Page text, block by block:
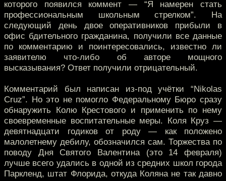
которого появился коммент — “Я намерен стать
профессиональным школьным стрелком”. На
следующий день двое оперативников прибыли в
офис бдительного гражданина, получили все данные
по комментарию и поинтересовались, известно ли
заявителю что-либо об авторе мощного
высказывания? Ответ получили отрицательный.
Комментарий был написан из-под учётки “Nikolas
Cruz”. Но это не помогло Федеральному Бюро сразу
обнаружить Колю Крестового и применить по нему
своевременные воспитательные меры. Коля Круз —
девятнадцати годиков от роду — как положено
малолетнему дебилу, обозначился сам. Торжества по
поводу Дня Святого Валентина (это 14 февраля)
лучше всего удались в одной из средних школ города
Паркленд, штат Флорида, откуда Коляна не так давно